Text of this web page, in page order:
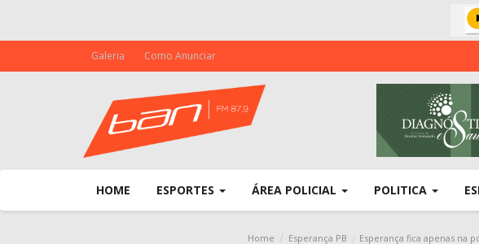
Galeria Como Anunciar
HOME ESPORTES ÁREA POLICIAL POLITICA
Home Esperança PB Esperança fica apenas na